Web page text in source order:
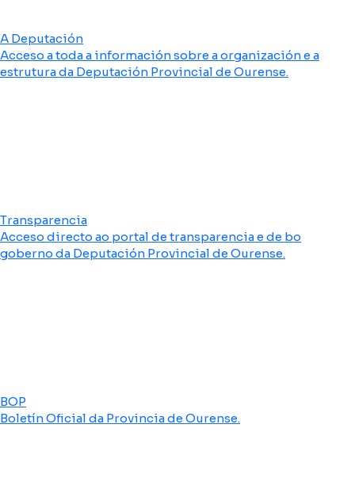
A Deputación
Acceso a toda a información sobre a organización e a
estrutura da Deputación Provincial de Ourense.
Transparencia
Acceso directo ao portal de transparencia e de bo
goberno da Deputación Provincial de Ourense.
BOP
Boletín Oficial da Provincia de Ourense.